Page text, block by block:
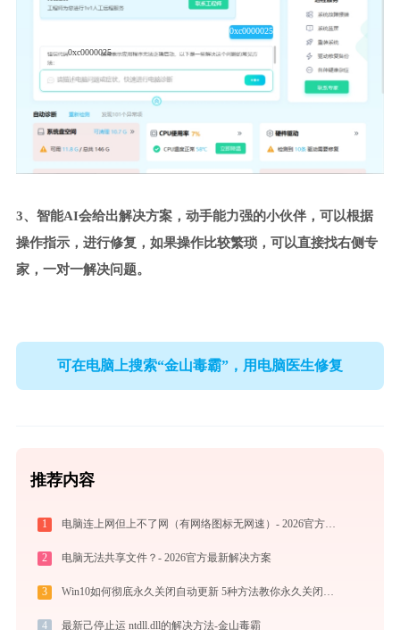
0xc0000025
0xc0000025
3、智能AI会给出解决方案，动手能力强的小伙伴，可以根据
操作指示，进行修复，如果操作比较繁琐，可以直接找右侧专
家，一对一解决问题。
可在电脑上搜索“金山毒霸”，用电脑医生修复
推荐内容
1 电脑连上网但上不了网（有网络图标无网速）- 2026官方最新解决方案
2 电脑无法共享文件？- 2026官方最新解决方案
3 Win10如何彻底永久关闭自动更新 5种方法教你永久关闭win10自动更新
4 最新己停止运 ntdll.dll的解决方法-金山毒霸